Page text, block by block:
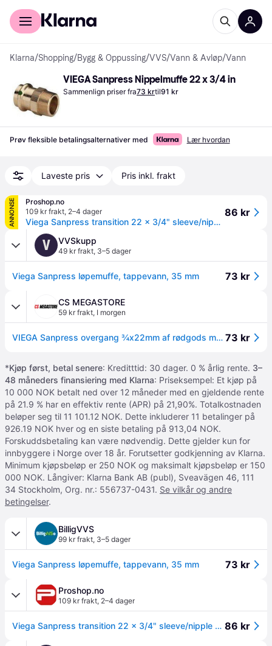
For kunder
Klarna/Shopping/Bygg & Oppussing/VVS/Vann & Avløp/Vann
VIEGA Sanpress Nippelmuffe 22 x 3/4 in
Sammenlign priser fra73 krtil91 kr
Prøv fleksible betalingsalternativer med Lær hvordan
Laveste pris Pris inkl. frakt
ANNONSE
Proshop.no
109 kr frakt, 2–4 dager
Viega Sanpress transition 22 x 3/4" sleeve/nipple gunmetal
86 kr
V VVSkupp
49 kr frakt, 3–5 dager
Viega Sanpress løpemuffe, tappevann, 35 mm 73 kr
CS MEGASTORE
59 kr frakt, I morgen
VIEGA Sanpress overgang ¾x22mm af rødgods muffe/nippel, SC-contur 73 kr
*Kjøp først, betal senere: Kreditttid: 30 dager. 0 % årlig rente. 3–
48 måneders finansiering med Klarna: Priseksempel: Et kjøp på
10 000 NOK betalt ned over 12 måneder med en gjeldende rente
på 21.9 % har en effektiv rente (APR) på 21,90%. Totalkostnaden
beløper seg til 11 101.12 NOK. Dette inkluderer 11 betalinger på
926.19 NOK hver og en siste betaling på 913,04 NOK.
Forskuddsbetaling kan være nødvendig. Dette gjelder kun for
innbyggere i Norge over 18 år. Forutsetter godkjenning av Klarna.
Minimum kjøpsbeløp er 250 NOK og maksimalt kjøpsbeløp er 150
000 NOK. Långiver: Klarna Bank AB (publ), Sveavägen 46, 111
34 Stockholm, Org. nr.: 556737-0431. Se vilkår og andre
betingelser.
BilligVVS
99 kr frakt, 3–5 dager
Viega Sanpress løpemuffe, tappevann, 35 mm 73 kr
Proshop.no
109 kr frakt, 2–4 dager
Viega Sanpress transition 22 x 3/4" sleeve/nipple gunmetal 86 kr